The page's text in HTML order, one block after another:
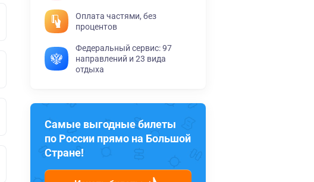
Оплата частями, без
процентов
Федеральный сервис: 97
направлений и 23 вида
отдыха
Самые выгодные билеты
по России прямо на Большой
Стране!